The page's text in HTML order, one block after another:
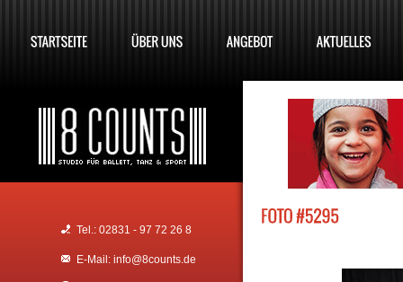
Tel.: 02831 - 97 72 26 8
E-Mail: info@8counts.de